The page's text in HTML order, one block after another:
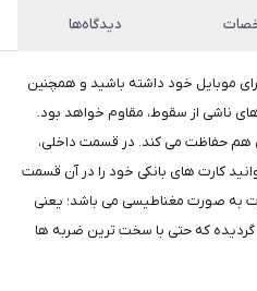
دیدگاه‌ها
موبایل خود داشته باشید و همچنین
ناشی از سقوط، مقاوم خواهد بود.
هم حفاظت می کند. در قسمت داخلی،
کارت های بانکی خود را در آن قسمت
به صورت مغناطیسی می باشد؛ یعنی
که حتی با سخت ترین ضربه ها